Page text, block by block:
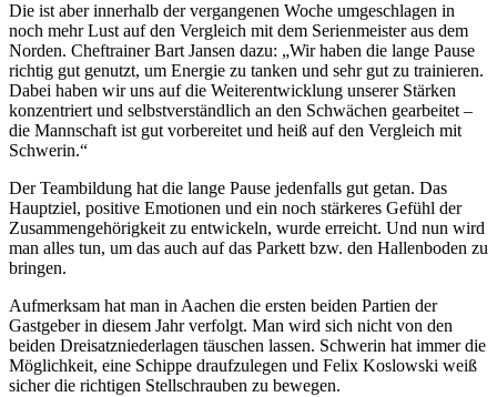
Die ist aber innerhalb der vergangenen Woche umgeschlagen in
noch mehr Lust auf den Vergleich mit dem Serienmeister aus dem
Norden. Cheftrainer Bart Jansen dazu: „Wir haben die lange Pause
richtig gut genutzt, um Energie zu tanken und sehr gut zu trainieren.
Dabei haben wir uns auf die Weiterentwicklung unserer Stärken
konzentriert und selbstverständlich an den Schwächen gearbeitet –
die Mannschaft ist gut vorbereitet und heiß auf den Vergleich mit
Schwerin.“
Der Teambildung hat die lange Pause jedenfalls gut getan. Das
Hauptziel, positive Emotionen und ein noch stärkeres Gefühl der
Zusammengehörigkeit zu entwickeln, wurde erreicht. Und nun wird
man alles tun, um das auch auf das Parkett bzw. den Hallenboden zu
bringen.
Aufmerksam hat man in Aachen die ersten beiden Partien der
Gastgeber in diesem Jahr verfolgt. Man wird sich nicht von den
beiden Dreisatzniederlagen täuschen lassen. Schwerin hat immer die
Möglichkeit, eine Schippe draufzulegen und Felix Koslowski weiß
sicher die richtigen Stellschrauben zu bewegen.